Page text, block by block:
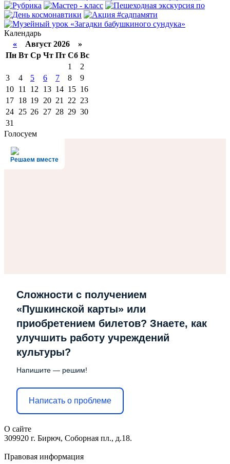
Календарь
« Август 2026 »
Пн Вт Ср Чт Пт Сб Вс
1
2
3
4 5 6 7 8
9
10 11 12 13 14 15 16
17 18 19 20 21 22 23
24 25 26 27 28 29 30
31
Голосуем
Решаем вместе
Сложности с получением
«Пушкинской карты» или
приобретением билетов? Знаете, как
улучшить работу учреждений
культуры?
Напишите — решим!
Написать о проблеме
О сайте
309920 г. Бирюч, Соборная пл., д.18.
Правовая информация